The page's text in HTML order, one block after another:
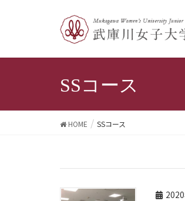
SSコース
HOME SSコース